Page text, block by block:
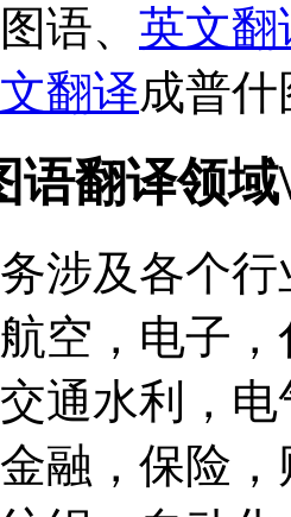
语、 英文翻
翻译成普
语翻译领
涉及各个
空，电子
通水利，
融，保险